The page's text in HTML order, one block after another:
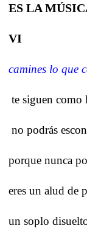
ES LA
VI
camines lo que
te siguen como
no podrás
porque nunca
eres un alud de
un soplo